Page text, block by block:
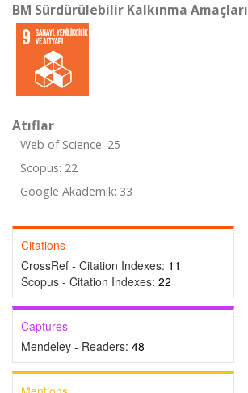
BM Sürdürülebilir Kalkınma Amaçları
Atıflar
Web of Science: 25
Scopus: 22
Google Akademik: 33
Citations
CrossRef - Citation Indexes: 11
Scopus - Citation Indexes: 22
Captures
Mendeley - Readers: 48